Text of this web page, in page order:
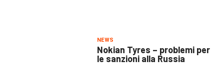
NEWS
Nokian Tyres – problemi per
le sanzioni alla Russia